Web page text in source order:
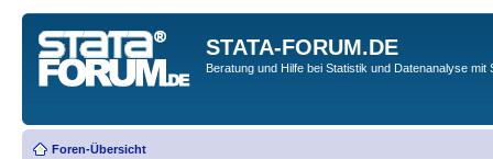
STATA-FORUM.DE
Beratung und Hilfe bei Statistik und Datenanalyse mit
Foren-Übersicht